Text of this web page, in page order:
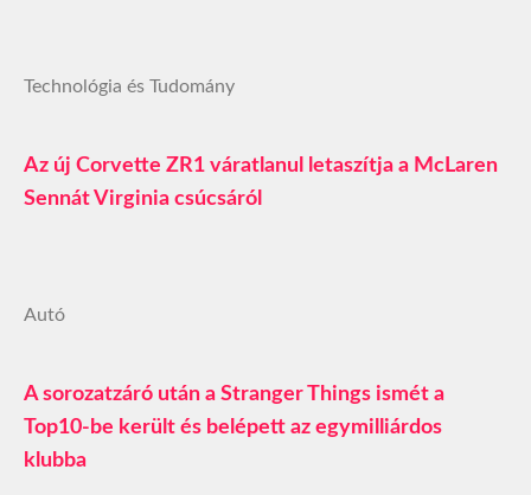
Technológia és Tudomány
Az új Corvette ZR1 váratlanul letaszítja a McLaren
Sennát Virginia csúcsáról
Autó
A sorozatzáró után a Stranger Things ismét a
Top10-be került és belépett az egymilliárdos
klubba